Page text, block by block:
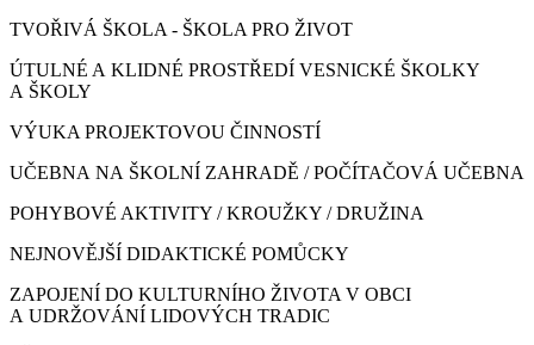
TVOŘIVÁ ŠKOLA - ŠKOLA PRO ŽIVOT
ÚTULNÉ A KLIDNÉ PROSTŘEDÍ VESNICKÉ ŠKOLKY
A ŠKOLY
VÝUKA PROJEKTOVOU ČINNOSTÍ
UČEBNA NA ŠKOLNÍ ZAHRADĚ / POČÍTAČOVÁ UČEBNA
POHYBOVÉ AKTIVITY / KROUŽKY / DRUŽINA
NEJNOVĚJŠÍ DIDAKTICKÉ POMŮCKY
ZAPOJENÍ DO KULTURNÍHO ŽIVOTA V OBCI
A UDRŽOVÁNÍ LIDOVÝCH TRADIC